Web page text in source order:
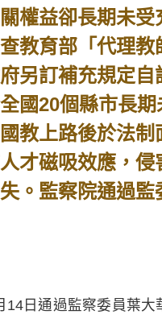
權益卻長期未
教育部「代理
另訂補充規定
國20個縣市長
教上路後於法
才磁吸效應，
。監察院通過
日通過監察委員葉